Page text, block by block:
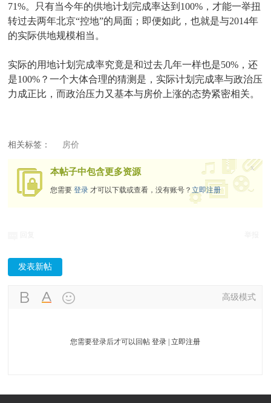
71%。只有当今年的供地计划完成率达到100%，才能一举扭
转过去两年北京“控地”的局面；即便如此，也就是与2014年
的实际供地规模相当。
实际的用地计划完成率究竟是和过去几年一样也是50%，还
是100%？一个大体合理的猜测是，实际计划完成率与政治压
力成正比，而政治压力又基本与房价上涨的态势紧密相关。
相关标签： 房价
本帖子中包含更多资源
您需要登录 才可以下载或查看，没有账号？立即注册
x
发表新帖
高级模式
您需要登录后才可以回帖登录 |立即注册